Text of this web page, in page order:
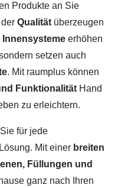
Produkte an Sie
derQualität überzeugen
Innensystemeerhöhen
setzen auch
. Mit raumplus können
Funktionalität Hand
zu erleichtern.
für jede
Mit einer breiten
Füllungen und
ganz nach Ihren